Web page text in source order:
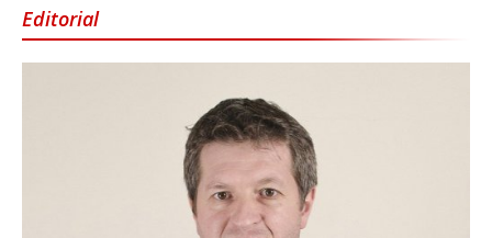
Editorial